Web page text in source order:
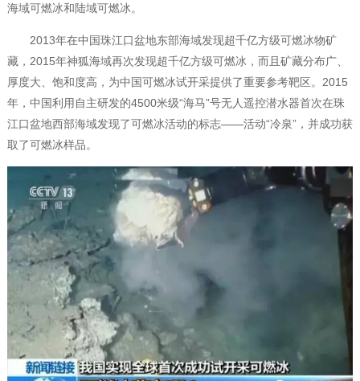
海域可燃冰和陆域可燃冰。
2013年在中国珠江口盆地东部海域发现超千亿方级可燃冰物矿
藏，2015年神狐海域再次发现超千亿方级可燃冰，而且矿藏分布广、
厚度大、饱和度高，为中国可燃冰试开采提供了重要参考靶区。2015
年，中国利用自主研发的4500米级“海马”号无人遥控潜水器首次在珠
江口盆地西部海域发现了可燃冰活动的标志——活动“冷泉”，并成功获
取了可燃冰样品。